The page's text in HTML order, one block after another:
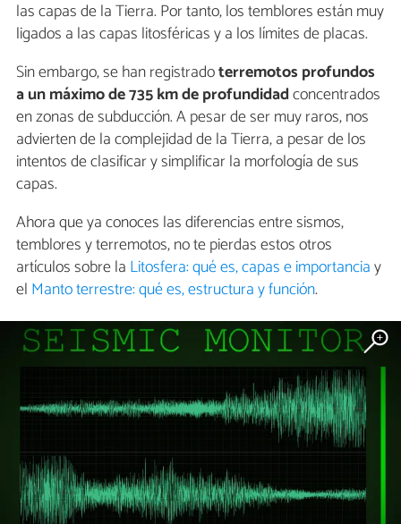
las capas de la Tierra. Por tanto, los temblores están muy
ligados a las capas litosféricas y a los límites de placas.
Sin embargo, se han registradoterremotos profundos
a un máximo de 735 km de profundidadconcentrados
en zonas de subducción. A pesar de ser muy raros, nos
advierten de la complejidad de la Tierra, a pesar de los
intentos de clasificar y simplificar la morfología de sus
capas.
Ahora que ya conoces las diferencias entre sismos,
temblores y terremotos, no te pierdas estos otros
artículos sobre la Litosfera: qué es, capas e importanciay
el Manto terrestre: qué es, estructura y función.